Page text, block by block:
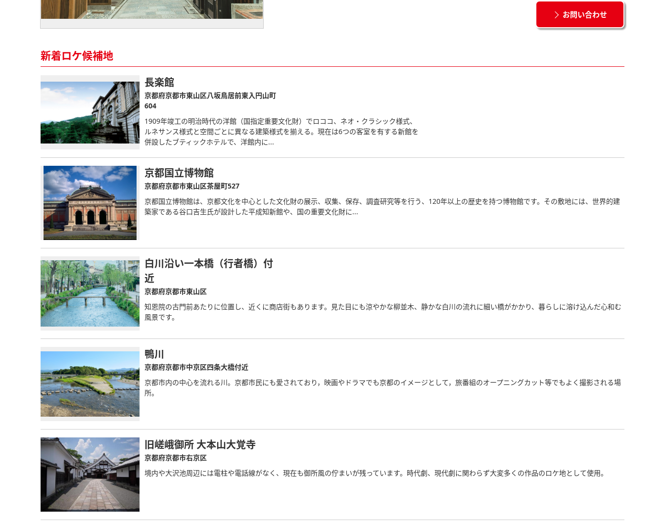
お問い合わせ
新着ロケ候補地
長楽館
京都府京都市東山区八坂鳥居前東入円山町
604
1909年竣工の明治時代の洋館（国指定重要文化財）でロココ、ネオ・クラシック様式、
ルネサンス様式と空間ごとに異なる建築様式を揃える。現在は6つの客室を有する新館を
併設したブティックホテルで、洋館内に...
京都国立博物館
京都府京都市東山区茶屋町527
京都国立博物館は、京都文化を中心とした文化財の展示、収集、保存、調査研究等を行う、120年以上の歴史を持つ博物館です。その敷地には、世界的建
築家である谷口吉生氏が設計した平成知新館や、国の重要文化財に...
白川沿い一本橋（行者橋）付
近
京都府京都市東山区
知恩院の古門前あたりに位置し、近くに商店街もあります。見た目にも涼やかな柳並木、静かな白川の流れに細い橋がかかり、暮らしに溶け込んだ心和む
風景です。
鴨川
京都府京都市中京区四条大橋付近
京都市内の中心を流れる川。京都市民にも愛されており，映画やドラマでも京都のイメージとして，旅番組のオープニングカット等でもよく撮影される場
所。
旧嵯峨御所 大本山大覚寺
京都府京都市右京区
境内や大沢池周辺には電柱や電話線がなく、現在も御所風の佇まいが残っています。時代劇、現代劇に関わらず大変多くの作品のロケ地として使用。